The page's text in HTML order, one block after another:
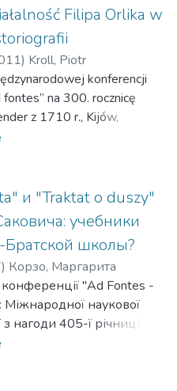
– na materiale
"O wychowaniu dzieci" z
ресурс] / Алісія
- До Джерел":
конференція з
заснування
академії /
університет "Києво-
wkiuTzqcHJI - Назва з
публікації: 28.10.2021. –
10.01.2022
Filipa Orlika w
) Kroll, Piotr
konferencji
na 300. rocznicę
z 1710 r., Kijów,
14–16 października.
и "Traktat о duszy"
учебники
школы?
) Корзо, Маргарита
"Ad Fontes -
наукової
нагоди 405-ї річниці
Могилянської